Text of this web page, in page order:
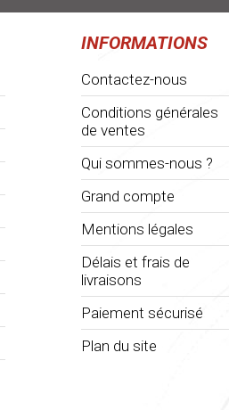
INFORMATIONS
Contactez-nous
Conditions générales
de ventes
Qui sommes-nous ?
Grand compte
Mentions légales
Délais et frais de
livraisons
Paiement sécurisé
Plan du site